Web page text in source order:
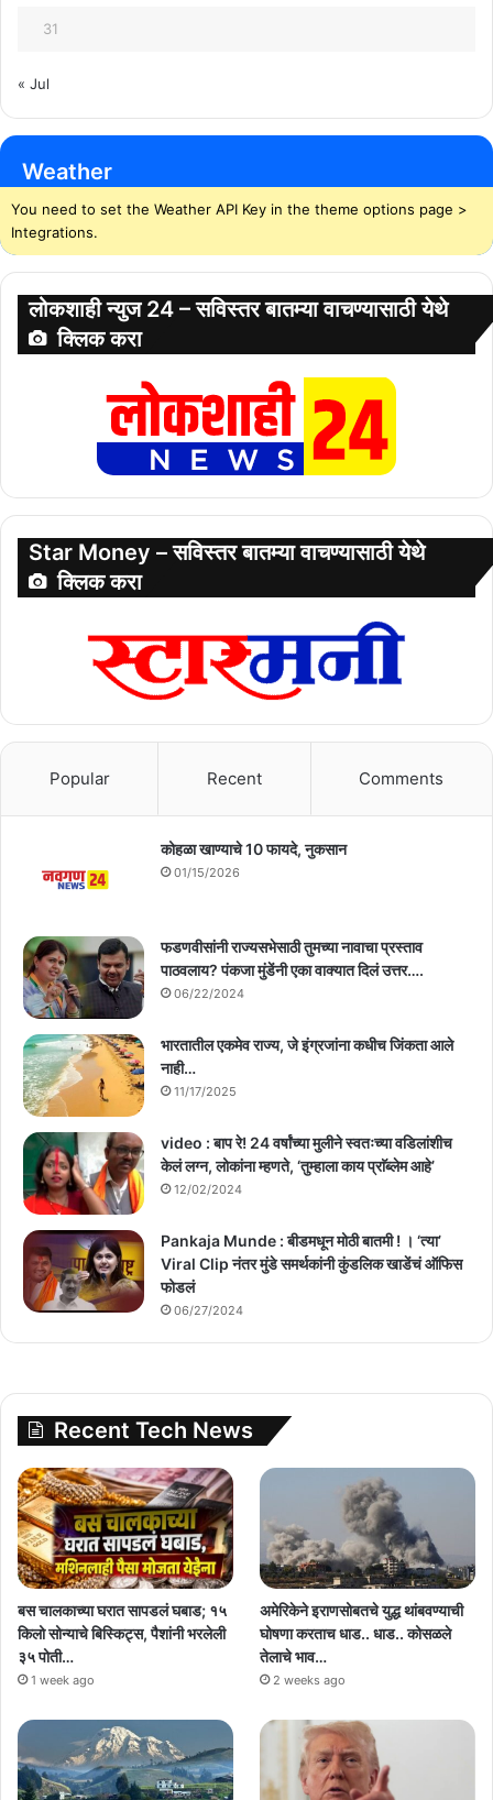
31
« Jul
Weather
You need to set the Weather API Key in the theme options page >
Integrations.
लोकशाही न्युज 24 – सविस्तर बातम्या वाचण्यासाठी येथे
क्लिक करा
Star Money – सविस्तर बातम्या वाचण्यासाठी येथे
क्लिक करा
Popular Recent Comments
कोहळा खाण्याचे 10 फायदे, नुकसान
01/15/2026
फडणवीसांनी राज्यसभेसाठी तुमच्या नावाचा प्रस्ताव
पाठवलाय? पंकजा मुंडेंनी एका वाक्यात दिलं उत्तर….
06/22/2024
भारतातील एकमेव राज्य, जे इंग्रजांना कधीच जिंकता आले
नाही…
11/17/2025
video : बाप रे! 24 वर्षांच्या मुलीने स्वतःच्या वडिलांशीच
केलं लग्न, लोकांना म्हणते, ‘तुम्हाला काय प्राॅब्लेम आहे’
12/02/2024
Pankaja Munde : बीडमधून मोठी बातमी ! । ‘त्या’
Viral Clip नंतर मुंडे समर्थकांनी कुंडलिक खाडेंचं ऑफिस
फोडलं
06/27/2024
Recent Tech News
बस चालकाच्या घरात सापडलं घबाड; १५
किलो सोन्याचे बिस्किट्स, पैशांनी भरलेली
३५ पोती…
1 week ago
अमेरिकेने इराणसोबतचे युद्ध थांबवण्याची
घोषणा करताच धाड.. धाड.. कोसळले
तेलाचे भाव…
2 weeks ago